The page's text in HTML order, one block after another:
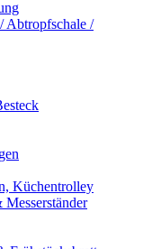
Abtropfschale /
Küchentrolley